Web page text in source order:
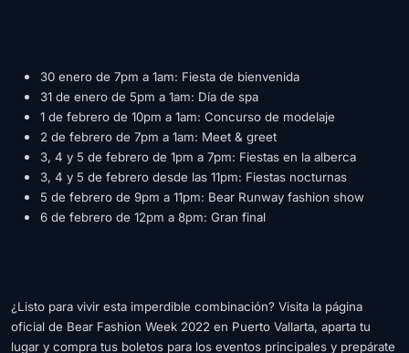
30 enero de 7pm a 1am: Fiesta de bienvenida
31 de enero de 5pm a 1am: Día de spa
1 de febrero de 10pm a 1am: Concurso de modelaje
2 de febrero de 7pm a 1am: Meet & greet
3, 4 y 5 de febrero de 1pm a 7pm: Fiestas en la alberca
3, 4 y 5 de febrero desde las 11pm: Fiestas nocturnas
5 de febrero de 9pm a 11pm: Bear Runway fashion show
6 de febrero de 12pm a 8pm: Gran final
¿Listo para vivir esta imperdible combinación? Visita la página
oficial de Bear Fashion Week 2022 en Puerto Vallarta, aparta tu
lugar y compra tus boletos para los eventos principales y prepárate